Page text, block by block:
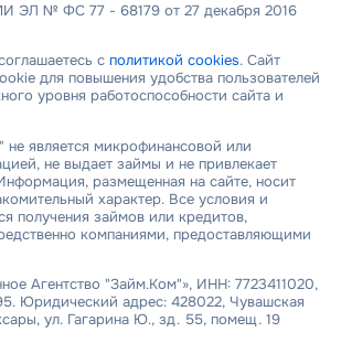
ЭЛ № ФС 77 - 68179 от 27 декабря 2016
с политикой cookies. Сайт
для повышения удобства пользователей
уровня работоспособности сайта и
является микрофинансовой или
не выдает займы и не привлекает
размещенная на сайте, носит
характер. Все условия и
получения займов или кредитов,
компаниями, предоставляющими
Агентство "Займ.Ком"», ИНН: 7723411020,
Юридический адрес: 428022, Чувашская
ул. Гагарина Ю., зд. 55, помещ. 19